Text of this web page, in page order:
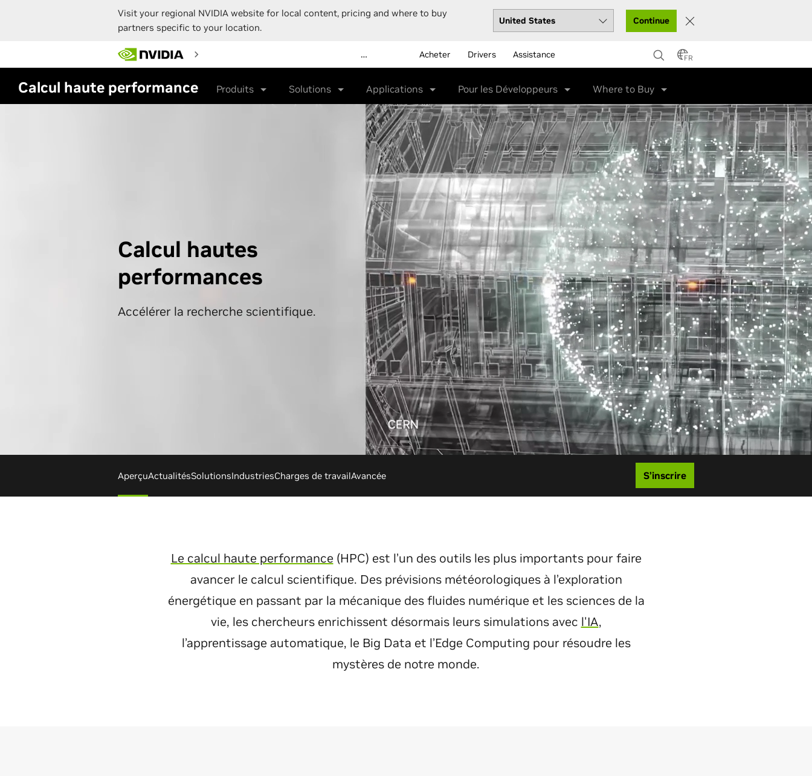
Visit your regional NVIDIA website for local content, pricing and where to buy
partners specific to your location.
Continue
main
content
… Acheter Drivers Assistance FR
Calcul haute performance Produits Solutions Applications Pour les Développeurs Where to Buy
Calcul hautes
performances
Accélérer la recherche scientifique.
AperçuActualitésSolutionsIndustriesCharges de travailAvancée S’inscrire
Le calcul haute performance (HPC) est l’un des outils les plus importants pour faire
avancer le calcul scientifique. Des prévisions météorologiques à l’exploration
énergétique en passant par la mécanique des fluides numérique et les sciences de la
vie, les chercheurs enrichissent désormais leurs simulations avec l'IA,
l’apprentissage automatique, le Big Data et l’Edge Computing pour résoudre les
mystères de notre monde.